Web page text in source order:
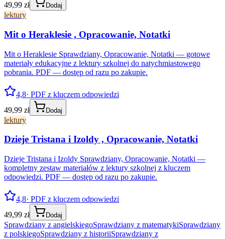
49,99 zł
Dodaj
lektury
Mit o Heraklesie , Opracowanie, Notatki
Mit o Heraklesie Sprawdziany, Opracowanie, Notatki — gotowe
materiały edukacyjne z lektury szkolnej do natychmiastowego
pobrania. PDF — dostęp od razu po zakupie.
4,8· PDF z kluczem odpowiedzi
49,99 zł
Dodaj
lektury
Dzieje Tristana i Izoldy , Opracowanie, Notatki
Dzieje Tristana i Izoldy Sprawdziany, Opracowanie, Notatki —
kompletny zestaw materiałów z lektury szkolnej z kluczem
odpowiedzi. PDF — dostęp od razu po zakupie.
4,8· PDF z kluczem odpowiedzi
49,99 zł
Dodaj
Sprawdziany z angielskiegoSprawdziany z matematykiSprawdziany
z polskiegoSprawdziany z historiiSprawdziany z